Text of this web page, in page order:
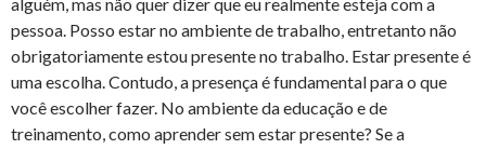
pessoa. Posso estar no ambiente de trabalho, entretanto não
obrigatoriamente estou presente no trabalho. Estar presente é
uma escolha. Contudo, a presença é fundamental para o que
você escolher fazer. No ambiente da educação e de
treinamento, como aprender sem estar presente? Se a